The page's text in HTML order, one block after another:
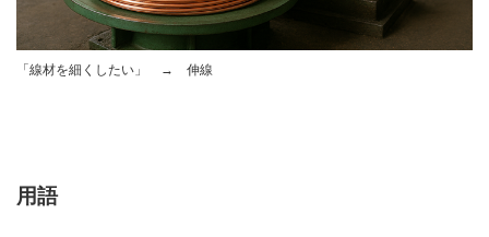
「線材を細くしたい」 → 伸線
用語